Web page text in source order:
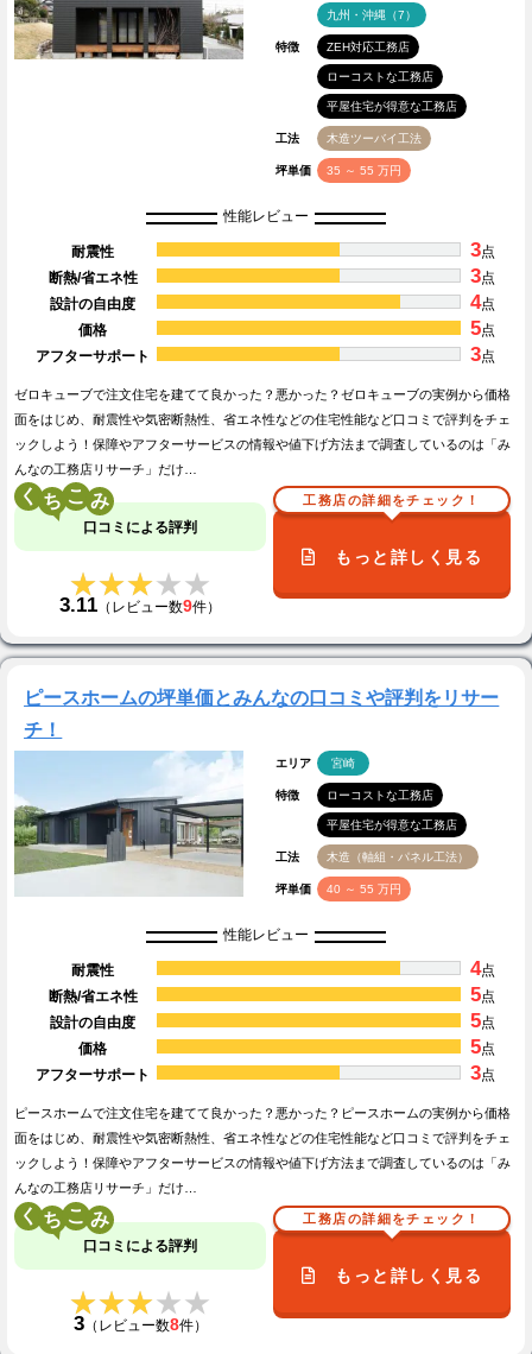
九州・沖縄（7）
特徴 ZEH対応工務店
ローコストな工務店
平屋住宅が得意な工務店
工法 木造ツーバイ工法
坪単価 35 ～ 55 万円
性能レビュー
耐震性 3点
断熱/省エネ性
3点
設計の自由度
4点
価格
5点
アフターサポート
3点
ゼロキューブで注文住宅を建てて良かった？悪かった？ゼロキューブの実例から価格
面をはじめ、耐震性や気密断熱性、省エネ性などの住宅性能など口コミで評判をチェ
ックしよう！保障やアフターサービスの情報や値下げ方法まで調査しているのは「み
んなの工務店リサーチ」だけ…
く こ
口コミによる評判
★★★★★
★★★★★
3.11 （レビュー数9件）
工務店の詳細をチェック！
もっと詳しく見る
ピースホームの坪単価とみんなの口コミや評判をリサー
チ！
エリア 宮崎
特徴 ローコストな工務店
平屋住宅が得意な工務店
工法 木造（軸組・パネル工法）
坪単価 40 ～ 55 万円
性能レビュー
耐震性 4点
断熱/省エネ性
5点
設計の自由度
5点
価格
5点
アフターサポート
3点
ピースホームで注文住宅を建てて良かった？悪かった？ピースホームの実例から価格
面をはじめ、耐震性や気密断熱性、省エネ性などの住宅性能など口コミで評判をチェ
ックしよう！保障やアフターサービスの情報や値下げ方法まで調査しているのは「み
んなの工務店リサーチ」だけ…
く こ
口コミによる評判
★★★★★
★★★★★
3（レビュー数8件）
工務店の詳細をチェック！
もっと詳しく見る